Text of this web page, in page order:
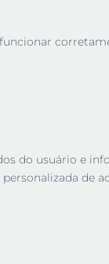
do usuário e
de